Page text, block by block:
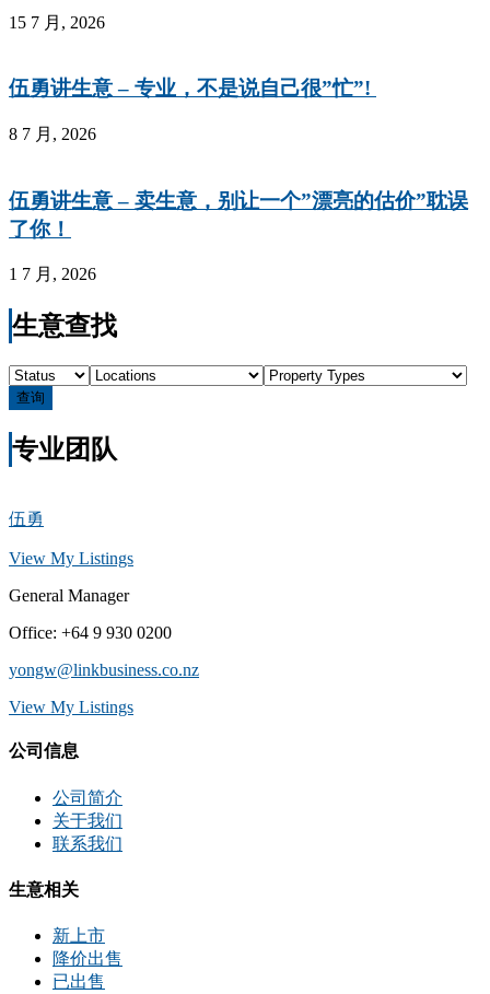
15 7 月, 2026
伍勇讲生意 – 专业，不是说自己很”忙”!
8 7 月, 2026
伍勇讲生意 – 卖生意，别让一个”漂亮的估价”耽误
了你！
1 7 月, 2026
生意查找
查询
专业团队
伍勇
View My Listings
General Manager
Office: +64 9 930 0200
yongw@linkbusiness.co.nz
View My Listings
公司信息
公司简介
关于我们
联系我们
生意相关
新上市
降价出售
已出售